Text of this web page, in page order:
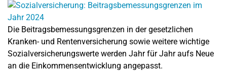
Die Beitragsbemessungsgrenzen in der gesetzlichen
Kranken- und Rentenversicherung sowie weitere wichtige
Sozialversicherungswerte werden Jahr für Jahr aufs Neue
an die Einkommensentwicklung angepasst.